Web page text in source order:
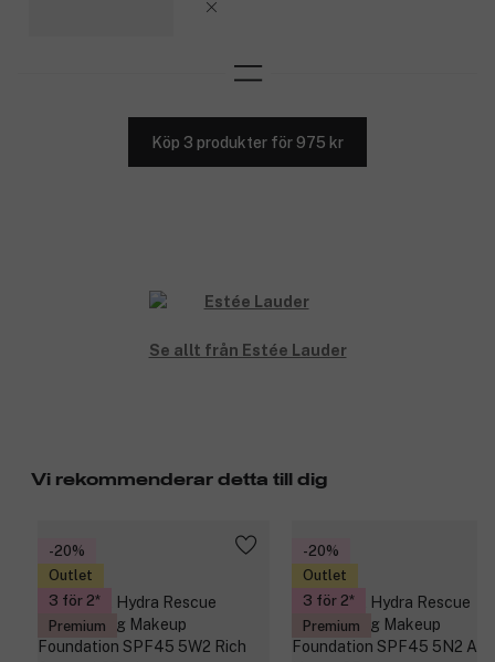
Köp 3 produkter för 975 kr
Se allt från Estée Lauder
Vi rekommenderar detta till dig
-20%
Outlet
3 för 2
Premium
-20%
Outlet
3 för 2
Premium